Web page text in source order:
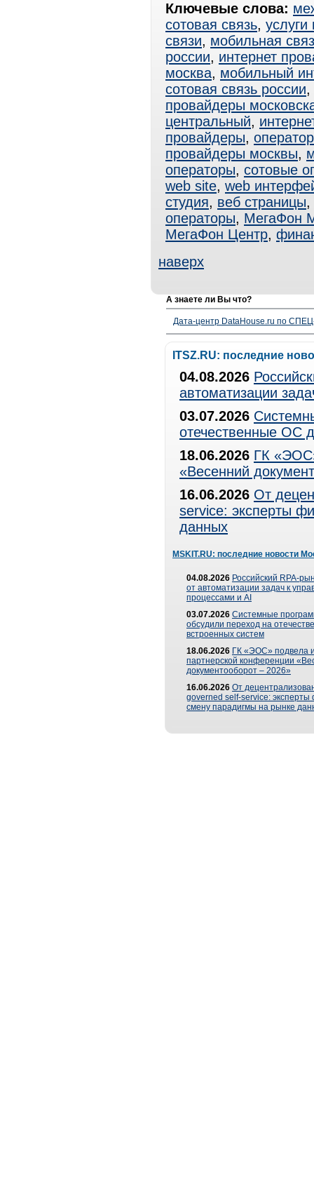
Ключевые слова:
сотовая связь,
связи, мобильная
россии, интернет
москва, мобильный
сотовая связь россии,
провайдеры
центральный,
провайдеры,
провайдеры москвы,
операторы, сотовые
web site, web
студия, веб страницы,
операторы, МегаФон
МегаФон Центр,
наверх
А знаете ли Вы что?
Дата-центр DataHouse.ru по
ITSZ.RU: последние
04.08.2026
автоматизации
03.07.2026
отечественные ОС
18.06.2026 ГК
«Весенний
16.06.2026 От
service: эксперты
данных
MSKIT.RU: последние новости
04.08.2026 Российский RPA-
от автоматизации задач к
процессами и AI
03.07.2026 Системные
обсудили переход на
встроенных систем
18.06.2026 ГК «ЭОС» подвела
партнерской конференции
документооборот – 2026»
16.06.2026 От
governed self-service: эксперты
смену парадигмы на рынке